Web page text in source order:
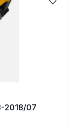
Lägg till
2018/07